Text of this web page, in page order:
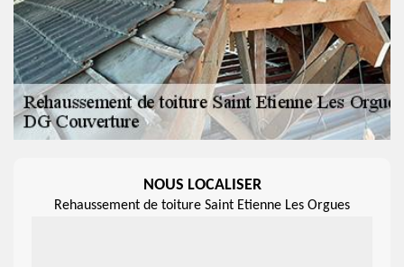
NOUS LOCALISER
Rehaussement de toiture Saint Etienne Les Orgues